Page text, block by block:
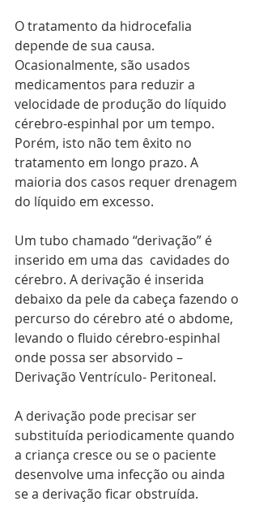
O tratamento da hidrocefalia
depende de sua causa.
Ocasionalmente, são usados
medicamentos para reduzir a
velocidade de produção do líquido
cérebro-espinhal por um tempo.
Porém, isto não tem êxito no
tratamento em longo prazo. A
maioria dos casos requer drenagem
do líquido em excesso.
Um tubo chamado “derivação” é
inserido em uma das  cavidades do
cérebro. A derivação é inserida
debaixo da pele da cabeça fazendo o
percurso do cérebro até o abdome,
levando o fluido cérebro-espinhal
onde possa ser absorvido –
Derivação Ventrículo- Peritoneal.
A derivação pode precisar ser
substituída periodicamente quando
a criança cresce ou se o paciente
desenvolve uma infecção ou ainda
se a derivação ficar obstruída.